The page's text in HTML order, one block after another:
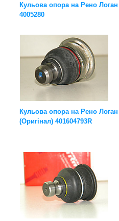
Кульова опора на Рено Логан
4005280
Кульова опора на Рено Логан
(Оригінал) 401604793R